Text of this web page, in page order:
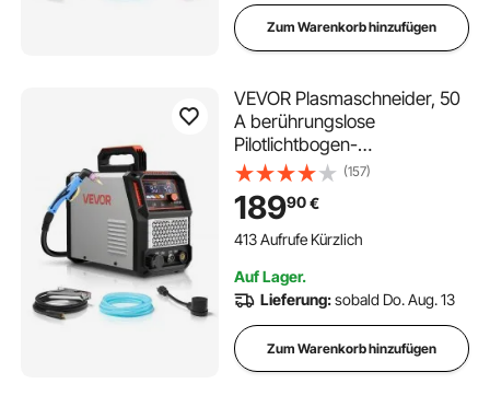
Zum Warenkorb hinzufügen
VEVOR Plasmaschneider, 50
A berührungslose
Pilotlichtbogen-
Plasmaschneidgerät,
Digitalanzeige IGBT-
Wechselrichter mit 2T/4T-
Funktion & einstellbarer
Heimreparaturen,
Werkstätten
(157)
18990€
413 Aufrufe Kürzlich
Auf Lager.
Lieferung:sobald Do. Aug. 13
Zum Warenkorb hinzufügen